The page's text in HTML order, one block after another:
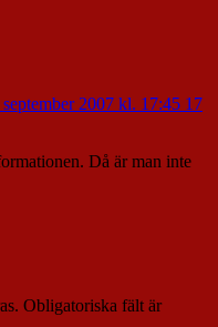
2007 kl. 17:45 17
Då är man inte
Obligatoriska fält är